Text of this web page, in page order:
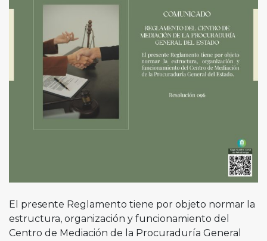
El presente Reglamento tiene por objeto normar la
estructura, organización y funcionamiento del
Centro de Mediación de la Procuraduría General